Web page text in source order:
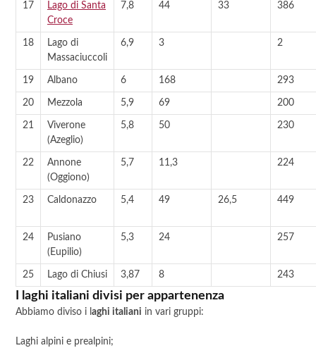
17
Lago di Santa
Croce
7,8 44 33 386
18
Lago di
Massaciuccoli
6,9 3 2
19 Albano 6 168 293
20 Mezzola 5,9 69 200
21
Viverone
(Azeglio)
5,8 50 230
22
Annone
(Oggiono)
5,7 11,3 224
23 Caldonazzo 5,4 49 26,5 449
24
Pusiano
(Eupilio)
5,3 24 257
25 Lago di Chiusi 3,87 8 243
I laghi italiani divisi per appartenenza
Abbiamo diviso i l aghi italiani in vari gruppi:
Laghi alpini e prealpini;